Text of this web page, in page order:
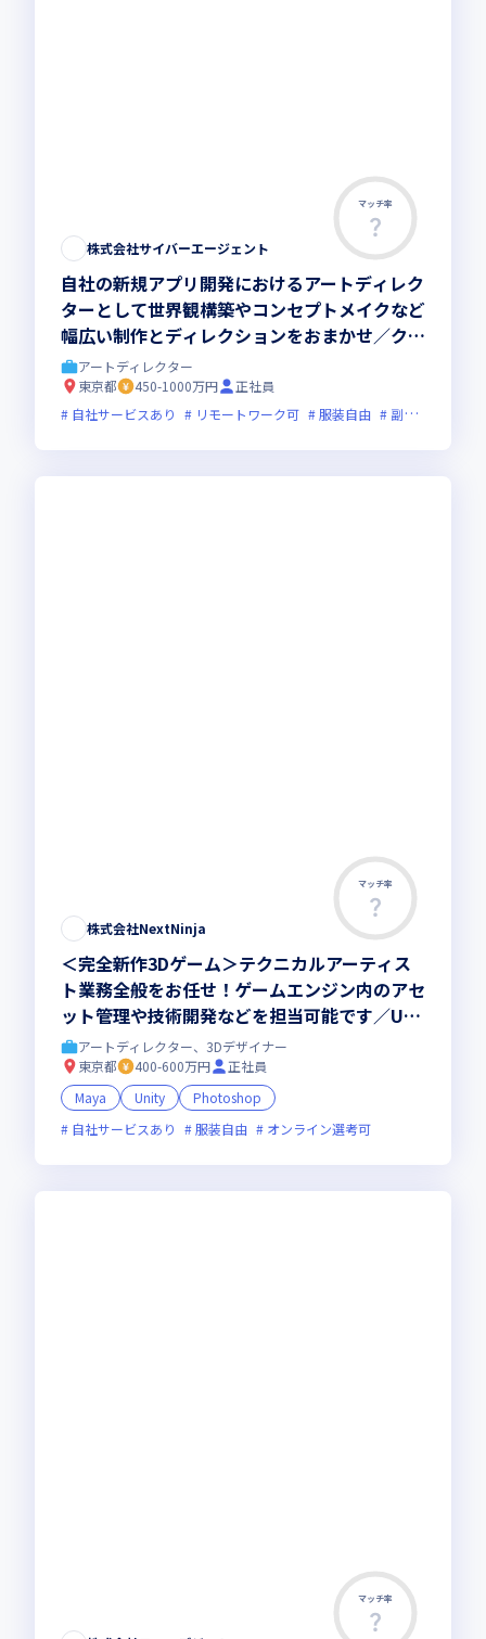
マッチ率
株式会社サイバーエージェント
自社の新規アプリ開発におけるアートディレク
ターとして世界観構築やコンセプトメイクなど
幅広い制作とディレクションをおまかせ／クリ
エイターの実務経験を活かしてクリエイティブ
なチャレンジが可能な環境です
アートディレクター
東京都
450-1000万円
正社員
自社サービスあり
リモートワーク可 服装自由 副業可
マッチ率
株式会社NextNinja
＜完全新作3Dゲーム＞テクニカルアーティス
ト業務全般をお任せ！ゲームエンジン内のアセ
ット管理や技術開発などを担当可能です／Uni
tyを用いた実務経験を活かし、クオリティに
こだわりませんか
アートディレクター、3Dデザイナー
東京都
400-600万円
正社員
Maya
Unity
Photoshop
自社サービスあり
服装自由 オンライン選考可
マッチ率